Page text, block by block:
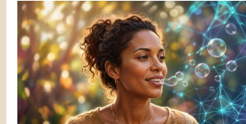
la
CNIL,
TikTok
et
l’étrange
paradoxe